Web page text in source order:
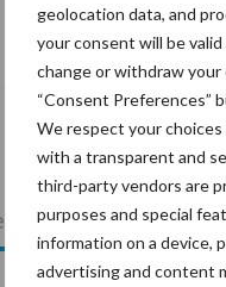
geolocation data, and
your consent will be valid
change or withdraw
“Consent Preferences”
We respect your
with a transparent and
third-party vendors are
purposes and special
information on a device,
advertising and content
Tien praktische
levensduur